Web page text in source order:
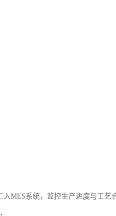
MES系统，监控生产进度与工艺